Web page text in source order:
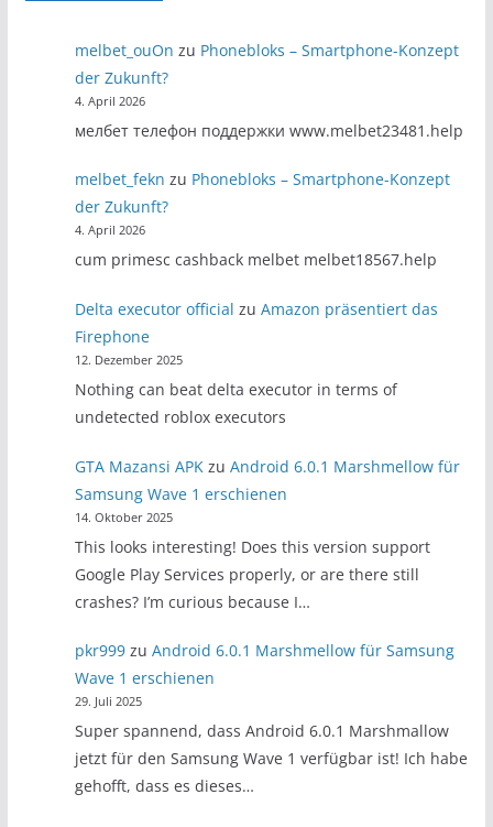
melbet_ouOn zu Phonebloks – Smartphone-Konzept
der Zukunft?
4. April 2026
мелбет телефон поддержки www.melbet23481.help
melbet_fekn zu Phonebloks – Smartphone-Konzept
der Zukunft?
4. April 2026
cum primesc cashback melbet melbet18567.help
Delta executor official zuAmazon präsentiert das
Firephone
12. Dezember 2025
Nothing can beat delta executor in terms of
undetected roblox executors
GTA Mazansi APK zuAndroid 6.0.1 Marshmellow für
Samsung Wave 1 erschienen
14. Oktober 2025
This looks interesting! Does this version support
Google Play Services properly, or are there still
crashes? I’m curious because I…
pkr999 zuAndroid 6.0.1 Marshmellow für Samsung
Wave 1 erschienen
29. Juli 2025
Super spannend, dass Android 6.0.1 Marshmallow
jetzt für den Samsung Wave 1 verfügbar ist! Ich habe
gehofft, dass es dieses…